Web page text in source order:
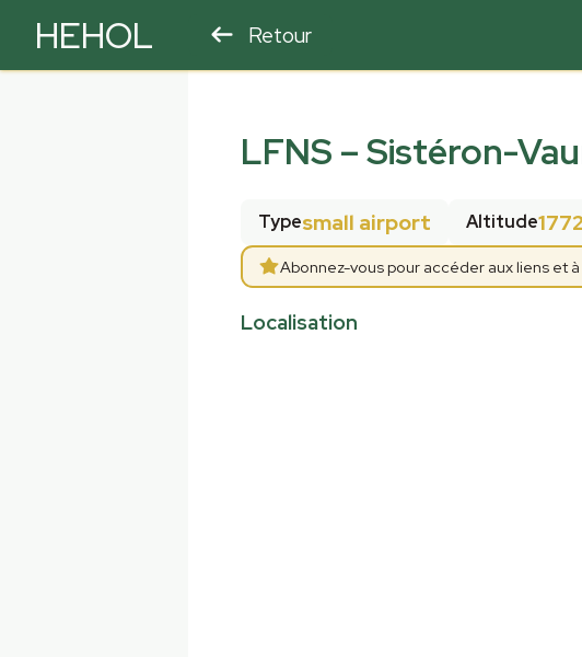
HEHOL Retour
LFNS –Sistéron-
Typesmall airport Altitude
Abonnez-vous pour accéder aux liens et
Localisation